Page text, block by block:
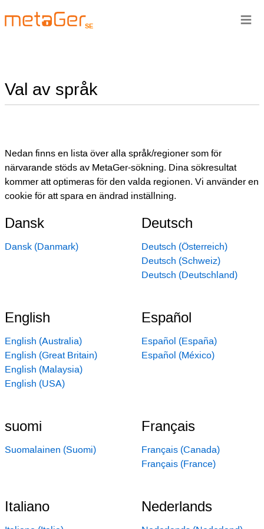
SE
Val av språk
Nedan finns en lista över alla språk/regioner som för
närvarande stöds av MetaGer-sökning. Dina sökresultat
kommer att optimeras för den valda regionen. Vi använder en
cookie för att spara en ändrad inställning.
Dansk
Dansk (Danmark)
Deutsch
Deutsch (Österreich)
Deutsch (Schweiz)
Deutsch (Deutschland)
English
English (Australia)
English (Great Britain)
English (Malaysia)
English (USA)
Español
Español (España)
Español (México)
suomi
Suomalainen (Suomi)
Français
Français (Canada)
Français (France)
Italiano Nederlands
≡